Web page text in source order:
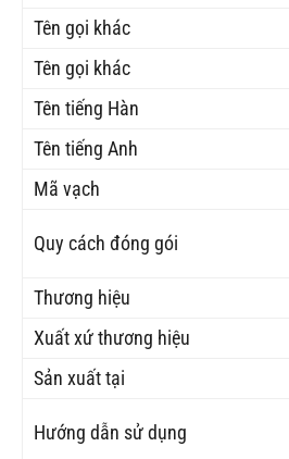
Tên gọi khác
Tên gọi khác
Tên tiếng Hàn
Tên tiếng Anh
Mã vạch
Quy cách đóng gói
Thương hiệu
Xuất xứ thương hiệu
Sản xuất tại
Hướng dẫn sử dụng